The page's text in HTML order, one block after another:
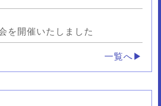
を開催いたしました
一覧へ▶